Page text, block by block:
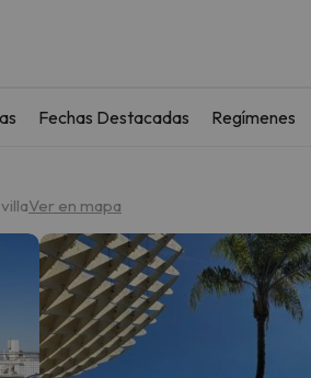
Fechas Destacadas Regímenes
Ver en mapa